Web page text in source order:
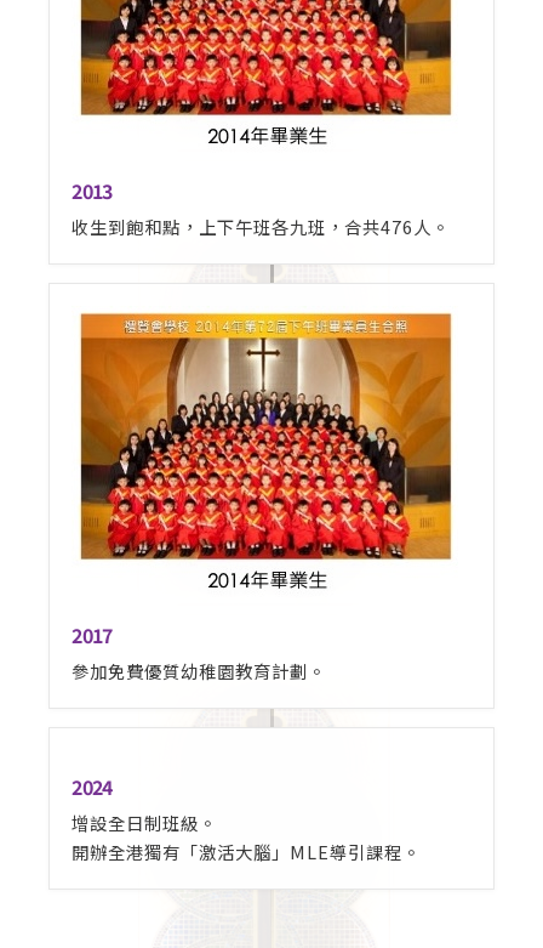
2013
收生到飽和點，上下午班各九班，合共476人。
2017
參加免費優質幼稚園教育計劃。
2024
增設全日制班級。
開辦全港獨有「激活大腦」MLE導引課程。